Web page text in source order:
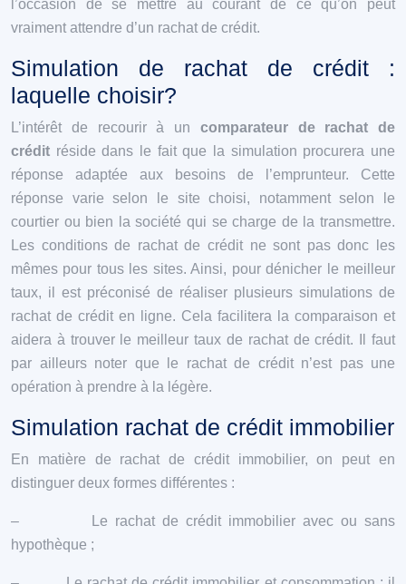
l’occasion de se mettre au courant de ce qu’on peut
vraiment attendre d’un rachat de crédit.
Simulation de rachat de crédit :
laquelle choisir?
L’intérêt de recourir à un comparateur de rachat de
crédit réside dans le fait que la simulation procurera une
réponse adaptée aux besoins de l’emprunteur. Cette
réponse varie selon le site choisi, notamment selon le
courtier ou bien la société qui se charge de la transmettre.
Les conditions de rachat de crédit ne sont pas donc les
mêmes pour tous les sites. Ainsi, pour dénicher le meilleur
taux, il est préconisé de réaliser plusieurs simulations de
rachat de crédit en ligne. Cela facilitera la comparaison et
aidera à trouver le meilleur taux de rachat de crédit. Il faut
par ailleurs noter que le rachat de crédit n’est pas une
opération à prendre à la légère.
Simulation rachat de crédit immobilier
En matière de rachat de crédit immobilier, on peut en
distinguer deux formes différentes :
– Le rachat de crédit immobilier avec ou sans
hypothèque ;